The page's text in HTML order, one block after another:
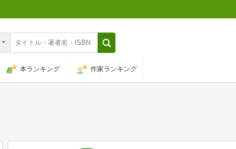
本ランキング 作家ランキング